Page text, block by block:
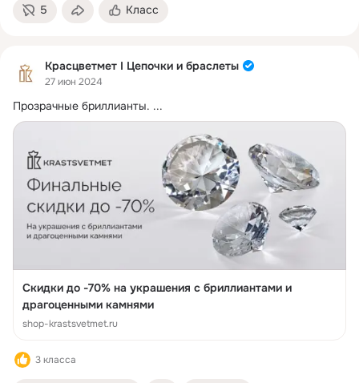
5 Класс
Красцветмет I Цепочки и браслеты
27 июн 2024
Прозрачные бриллианты. ...
Скидки до -70% на украшения с бриллиантами и
драгоценными камнями
shop-krastsvetmet.ru
3 класса